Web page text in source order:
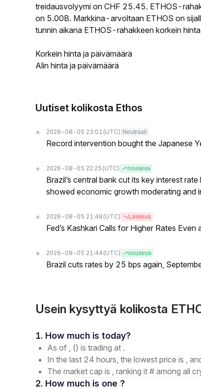
treidausvolyymi on CHF 25.45. ETHOS-
on 5.00B. Markkina-arvoltaan ETHOS on
tunnin aikana ETHOS-rahakkeen korkein
Korkein hinta ja päivämäärä
Alin hinta ja päivämäärä
Uutiset kolikosta Ethos
2026-08-05 23:01 (UTC) Neutraali
Record intervention bought the Japanese
2026-08-05 22:25 (UTC) nouseva
Brazil’s central bank cut its key interest
showed economic growth moderating and
2026-08-05 21:48 (UTC) Laskeva
Fed’s Kashkari Calls for Higher Rates
2026-08-05 21:44 (UTC) nouseva
Brazil cuts rates by 25 bps again,
Usein kysyttyä kolikosta
1. How much is today?
As of , () is trading at .
In the last 24 hours, the lowest price is ,
The market cap is , ranking it # among all
2. How much is one ?